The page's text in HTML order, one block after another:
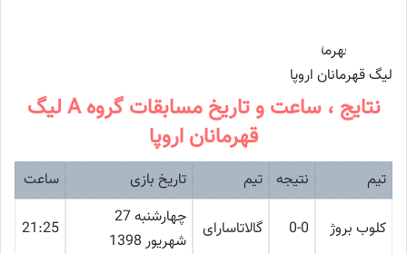
لیگ قهرمانان اروپا
نتایج ، ساعت و تاریخ مسابقات گروه A لیگ
قهرمانان اروپا
تیم نتیجه تیم تاریخ بازی ساعت
کلوب بروژ 0-0 گالاتاسارای
چهارشنبه 27
شهریور 1398
21:25